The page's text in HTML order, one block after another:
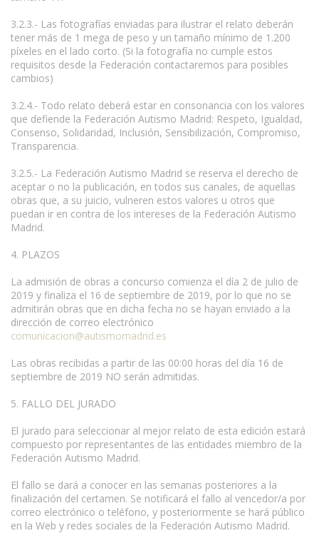
3.2.3.- Las fotografías enviadas para ilustrar el relato deberán
tener más de 1 mega de peso y un tamaño mínimo de 1.200
píxeles en el lado corto. (Si la fotografía no cumple estos
requisitos desde la Federación contactaremos para posibles
cambios)
3.2.4.- Todo relato deberá estar en consonancia con los valores
que defiende la Federación Autismo Madrid: Respeto, Igualdad,
Consenso, Solidaridad, Inclusión, Sensibilización, Compromiso,
Transparencia.
3.2.5.- La Federación Autismo Madrid se reserva el derecho de
aceptar o no la publicación, en todos sus canales, de aquellas
obras que, a su juicio, vulneren estos valores u otros que
puedan ir en contra de los intereses de la Federación Autismo
Madrid.
4. PLAZOS
La admisión de obras a concurso comienza el día 2 de julio de
2019 y finaliza el 16 de septiembre de 2019, por lo que no se
admitirán obras que en dicha fecha no se hayan enviado a la
dirección de correo electrónico
comunicacion@autismomadrid.es
Las obras recibidas a partir de las 00:00 horas del día 16 de
septiembre de 2019 NO serán admitidas.
5. FALLO DEL JURADO
El jurado para seleccionar al mejor relato de esta edición estará
compuesto por representantes de las entidades miembro de la
Federación Autismo Madrid.
El fallo se dará a conocer en las semanas posteriores a la
finalización del certamen. Se notificará el fallo al vencedor/a por
correo electrónico o teléfono, y posteriormente se hará público
en la Web y redes sociales de la Federación Autismo Madrid.